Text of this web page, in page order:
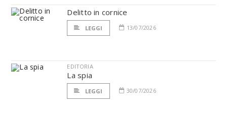
Delitto in cornice
LEGGI 13/07/2026
EDITORIA
La spia
LEGGI 30/07/2026